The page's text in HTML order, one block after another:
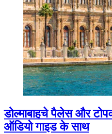
डोल्माबाहचे पैलेस और
ऑडियो गाइड के साथ